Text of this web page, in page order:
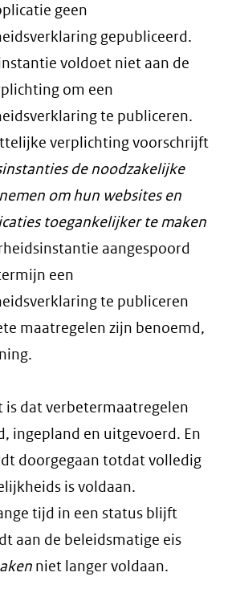
geen
gepubliceerd.
voldoet niet aan de
om een
te publiceren.
verplichting voorschrijft
de noodzakelijke
om hun websites en
toegankelijker te maken
aangespoord
een
te publiceren
maatregelen zijn benoemd,
is dat verbetermaatregelen
ingepland en uitgevoerd. En
doorgegaan totdat volledig
is voldaan.
tijd in een status blijft
aan de beleidsmatige eis
niet langer voldaan.